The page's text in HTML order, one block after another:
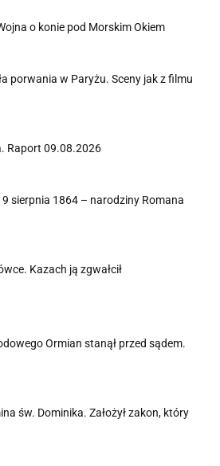
o konie pod Morskim Okiem
porwania w Paryżu. Sceny jak z filmu
Raport 09.08.2026
sierpnia 1864 – narodziny Romana
Kazach ją zgwałcił
Ormian stanął przed sądem.
św. Dominika. Założył zakon, który